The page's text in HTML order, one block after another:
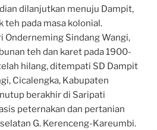
dilanjutkan menuju Dampit,
teh pada masa kolonial.
Onderneming Sindang Wangi,
teh dan karet pada 1900-
hilang, ditempati SD Dampit
Cicalengka, Kabupaten
berakhir di Saripati
peternakan dan pertanian
G. Kerenceng-Kareumbi.